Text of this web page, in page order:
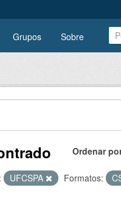
Grupos Sobre
Ordenar
UFCSPA Formatos: